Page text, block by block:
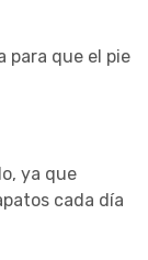
para que el pie
ya que
cada día